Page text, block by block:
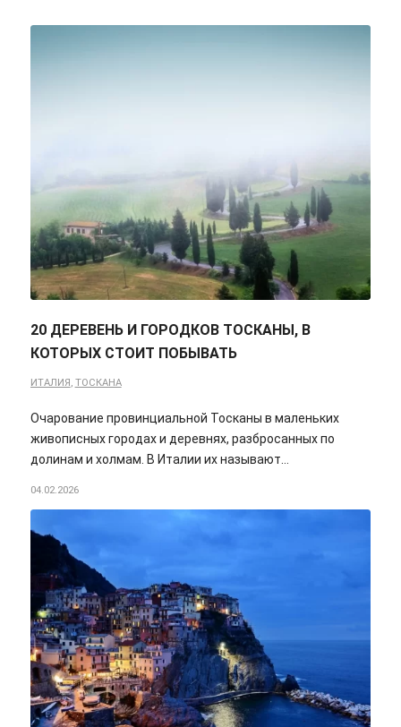
20 ДЕРЕВЕНЬ И ГОРОДКОВ ТОСКАНЫ, В
КОТОРЫХ СТОИТ ПОБЫВАТЬ
ИТАЛИЯ , ТОСКАНА
Очарование провинциальной Тосканы в маленьких
живописных городах и деревнях, разбросанных по
долинам и холмам. В Италии их называют…
04.02.2026